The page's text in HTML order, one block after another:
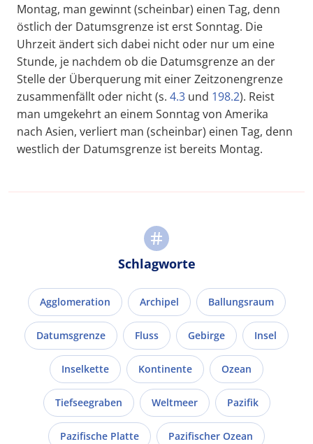
Montag, man gewinnt (scheinbar) einen Tag, denn
östlich der Datumsgrenze ist erst Sonntag. Die
Uhrzeit ändert sich dabei nicht oder nur um eine
Stunde, je nachdem ob die Datumsgrenze an der
Stelle der Überquerung mit einer Zeitzonengrenze
zusammenfällt oder nicht (s. 4.3 und 198.2). Reist
man umgekehrt an einem Sonntag von Amerika
nach Asien, verliert man (scheinbar) einen Tag, denn
westlich der Datumsgrenze ist bereits Montag.
Schlagworte
Agglomeration Archipel Ballungsraum
Datumsgrenze Fluss Gebirge Insel
Inselkette Kontinente Ozean
Tiefseegraben Weltmeer Pazifik
Pazifische Platte Pazifischer Ozean